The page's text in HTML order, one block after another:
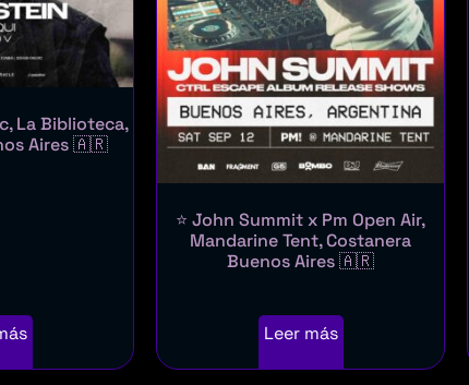
La Biblioteca,
Aires 🇦🇷
⭐ John Summit x Pm Open Air,
Mandarine Tent, Costanera
Buenos Aires 🇦🇷
Leer más